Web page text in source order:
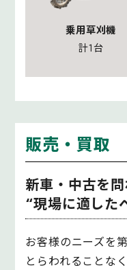
乗用草刈機
計1台
販売・買取
新車・中古を問
“現場に適した
お客様のニーズを
とらわれることな